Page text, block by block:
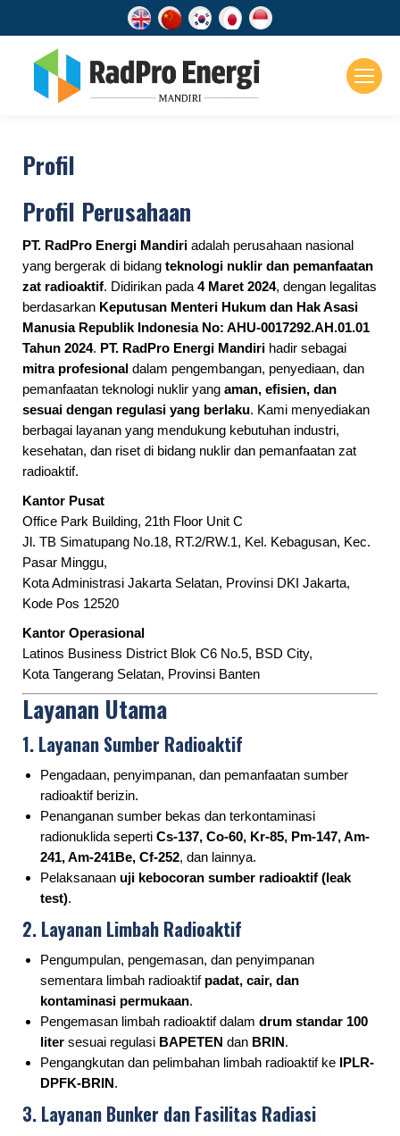
Profil
Profil Perusahaan
PT. RadPro Energi Mandiri adalah perusahaan nasional
yang bergerak di bidang teknologi nuklir dan pemanfaatan
zat radioaktif. Didirikan pada 4 Maret 2024, dengan legalitas
berdasarkan Keputusan Menteri Hukum dan Hak Asasi
Manusia Republik Indonesia No: AHU-0017292.AH.01.01
Tahun 2024. PT. RadPro Energi Mandiri hadir sebagai
mitra profesional dalam pengembangan, penyediaan, dan
pemanfaatan teknologi nuklir yang aman, efisien, dan
sesuai dengan regulasi yang berlaku. Kami menyediakan
berbagai layanan yang mendukung kebutuhan industri,
kesehatan, dan riset di bidang nuklir dan pemanfaatan zat
radioaktif.
Kantor Pusat
Office Park Building, 21th Floor Unit C
Jl. TB Simatupang No.18, RT.2/RW.1, Kel. Kebagusan, Kec.
Pasar Minggu,
Kota Administrasi Jakarta Selatan, Provinsi DKI Jakarta,
Kode Pos 12520
Kantor Operasional
Latinos Business District Blok C6 No.5, BSD City,
Kota Tangerang Selatan, Provinsi Banten
Layanan Utama
1. Layanan Sumber Radioaktif
Pengadaan, penyimpanan, dan pemanfaatan sumber
radioaktif berizin.
Penanganan sumber bekas dan terkontaminasi
radionuklida seperti Cs-137, Co-60, Kr-85, Pm-147, Am-
241, Am-241Be, Cf-252, dan lainnya.
Pelaksanaan uji kebocoran sumber radioaktif (leak
test).
2. Layanan Limbah Radioaktif
Pengumpulan, pengemasan, dan penyimpanan
sementara limbah radioaktif padat, cair, dan
kontaminasi permukaan.
Pengemasan limbah radioaktif dalam drum standar 100
liter sesuai regulasi BAPETEN dan BRIN.
Pengangkutan dan pelimbahan limbah radioaktif ke IPLR-
DPFK-BRIN.
3. Layanan Bunker dan Fasilitas Radiasi